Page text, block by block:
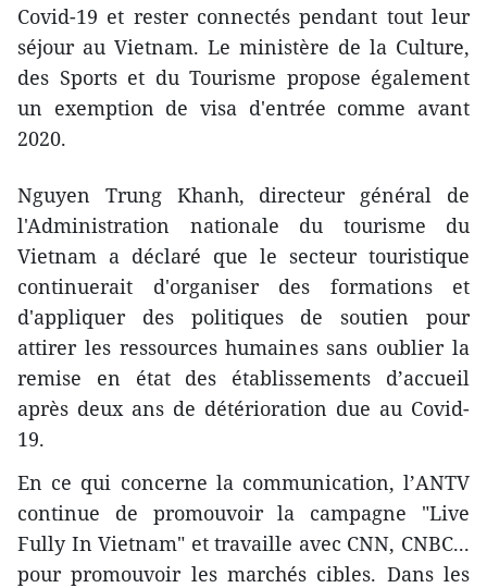
Covid-19 et rester connectés pendant tout leur
séjour au Vietnam. Le ministère de la Culture,
des Sports et du Tourisme propose également
un exemption de visa d'entrée comme avant
2020.
Nguyen Trung Khanh, directeur général de
l'Administration nationale du tourisme du
Vietnam a déclaré que le secteur touristique
continuerait d'organiser des formations et
d'appliquer des politiques de soutien pour
attirer les ressources humaines sans oublier la
remise en état des établissements d’accueil
après deux ans de détérioration due au Covid-
19.
En ce qui concerne la communication, l’ANTV
continue de promouvoir la campagne "Live
Fully In Vietnam" et travaille avec CNN, CNBC...
pour promouvoir les marchés cibles. Dans les